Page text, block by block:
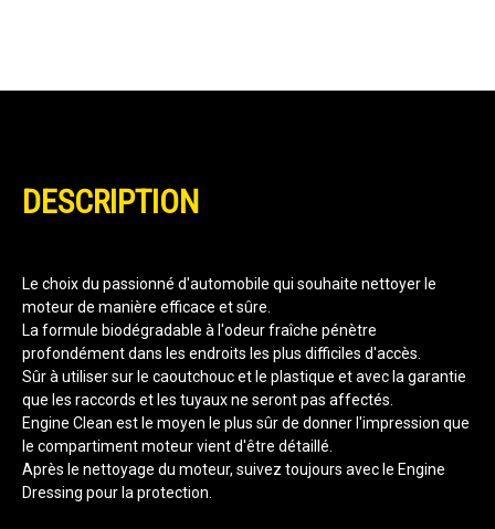
DESCRIPTION
Le choix du passionné d'automobile qui souhaite nettoyer le
moteur de manière efficace et sûre.
La formule biodégradable à l'odeur fraîche pénètre
profondément dans les endroits les plus difficiles d'accès.
Sûr à utiliser sur le caoutchouc et le plastique et avec la garantie
que les raccords et les tuyaux ne seront pas affectés.
Engine Clean est le moyen le plus sûr de donner l'impression que
le compartiment moteur vient d'être détaillé.
Après le nettoyage du moteur, suivez toujours avec le Engine
Dressing pour la protection.